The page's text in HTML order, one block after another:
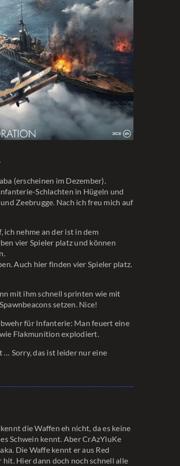
(erscheinen im Dezember).
Schlachten in Hügeln und
Zeebrugge. Nach ich freu mich auf
ich nehme an der ist in dem
vier Spieler platz und können
Auch hier finden vier Spieler platz.
mit ihm schnell sprinten wie mit
setzen. Nice!
für Infanterie: Man feuert eine
Flakmunition explodiert.
… Sorry, das ist leider nur eine
die Waffen eh nicht, da es keine
Schwein kennt. Aber CrAzYluKe
Die Waffe kennt er aus Red
Hier dann doch noch schnell alle